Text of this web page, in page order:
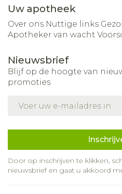
Uw apotheek
Over ons Nuttige links
Apotheker van wacht
Nieuwsbrief
Blijf op de hoogte van
promoties
Door op inschrijven te klikken,
nieuwsbrief en gaat u akkoord